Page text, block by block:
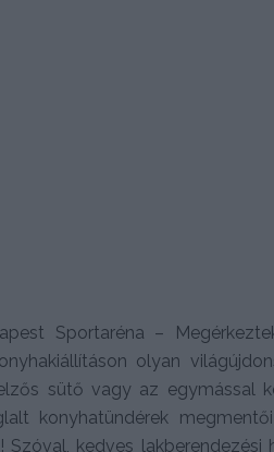
Sportaréna –
olyan
sütő vagy az egymással
konyhatündérek
kedves lakberendezési